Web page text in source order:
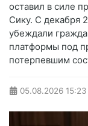
оставил в силе
Сику. С декабря
убеждали
платформы под
потерпевшим
05.08.2026 15:23